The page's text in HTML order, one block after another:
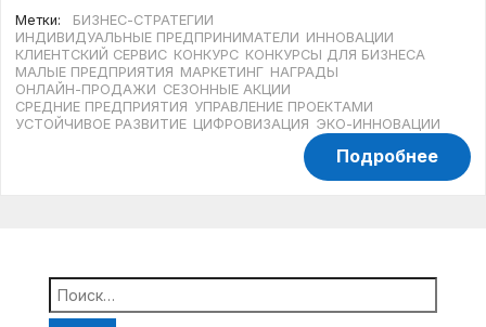
Метки:
БИЗНЕС-СТРАТЕГИИ
ИНДИВИДУАЛЬНЫЕ ПРЕДПРИНИМАТЕЛИ ИННОВАЦИИ
КЛИЕНТСКИЙ СЕРВИС КОНКУРС КОНКУРСЫ ДЛЯ БИЗНЕСА
МАЛЫЕ ПРЕДПРИЯТИЯ МАРКЕТИНГ НАГРАДЫ
ОНЛАЙН-ПРОДАЖИ СЕЗОННЫЕ АКЦИИ
СРЕДНИЕ ПРЕДПРИЯТИЯ УПРАВЛЕНИЕ ПРОЕКТАМИ
УСТОЙЧИВОЕ РАЗВИТИЕ ЦИФРОВИЗАЦИЯ ЭКО-ИННОВАЦИИ
Подробнее
Найти: